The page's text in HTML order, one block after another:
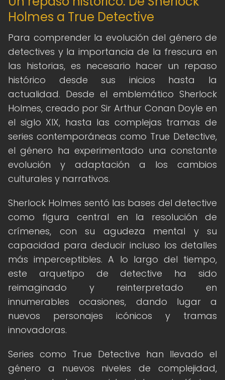
Holmes a True Detective
Para comprender la evolución del género de
detectives y la importancia de la frescura en
las historias, es necesario hacer un repaso
histórico desde sus inicios hasta la
actualidad. Desde el emblemático Sherlock
Holmes, creado por Sir Arthur Conan Doyle en
el siglo XIX, hasta las complejas tramas de
series contemporáneas como True Detective,
el género ha experimentado una constante
evolución y adaptación a los cambios
culturales y narrativos.
Sherlock Holmes sentó las bases del detective
como figura central en la resolución de
crímenes, con su agudeza mental y su
capacidad para deducir incluso los detalles
más imperceptibles. A lo largo del tiempo,
este arquetipo de detective ha sido
reimaginado y reinterpretado en
innumerables ocasiones, dando lugar a
nuevos personajes icónicos y tramas
innovadoras.
Series como True Detective han llevado el
género a nuevos niveles de complejidad,